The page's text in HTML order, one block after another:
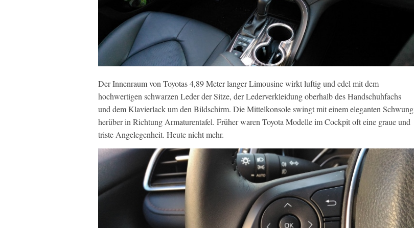
Der Innenraum von Toyotas 4,89 Meter langer Limousine wirkt luftig und edel mit dem
hochwertigen schwarzen Leder der Sitze, der Lederverkleidung oberhalb des Handschuhfachs
und dem Klavierlack um den Bildschirm. Die Mittelkonsole swingt mit einem eleganten Schwung
herüber in Richtung Armaturentafel. Früher waren Toyota Modelle im Cockpit oft eine graue und
triste Angelegenheit. Heute nicht mehr.